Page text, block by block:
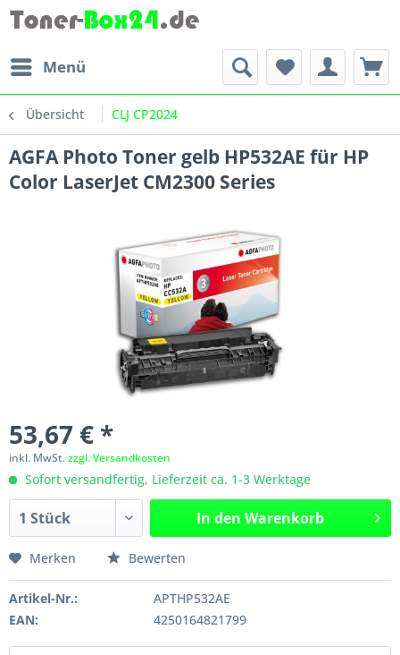
Menü
Übersicht CLJ CP2024
AGFA Photo Toner gelb HP532AE für HP
Color LaserJet CM2300 Series
53,67 € *
inkl. MwSt.zzgl. Versandkosten
Sofort versandfertig, Lieferzeit ca. 1-3 Werktage
In den Warenkorb
Merken Bewerten
Artikel-Nr.:
APTHP532AE
EAN:
4250164821799